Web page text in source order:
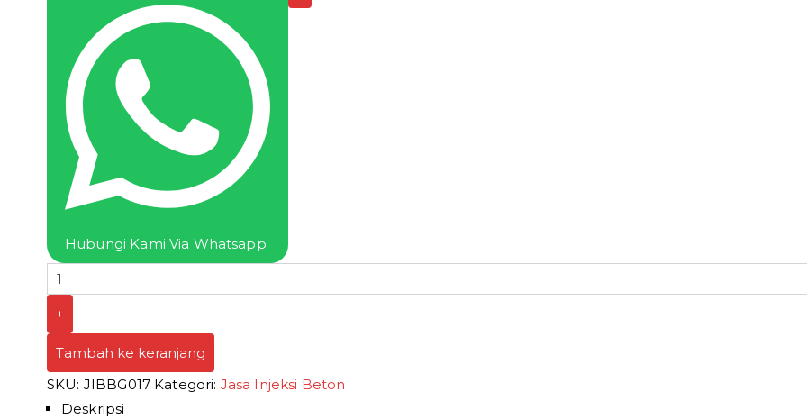
Hubungi Kami Via Whatsapp
Jasa
+
Tambah ke keranjang
SKU: JIBBG017 Kategori: Jasa Injeksi Beton
Deskripsi